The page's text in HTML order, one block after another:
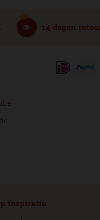
14 dagen
inspiratie